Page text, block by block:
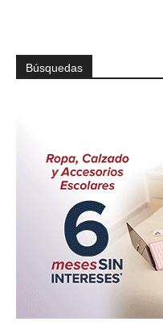
Búsquedas